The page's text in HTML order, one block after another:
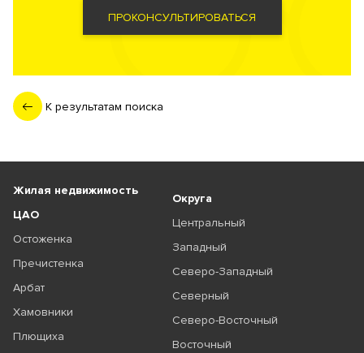
ПРОКОНСУЛЬТИРОВАТЬСЯ
К результатам поиска
Жилая недвижимость
ЦАО
Остоженка
Пречистенка
Арбат
Хамовники
Плющиха
Округа
Центральный
Западный
Северо-Западный
Северный
Северо-Восточный
Восточный